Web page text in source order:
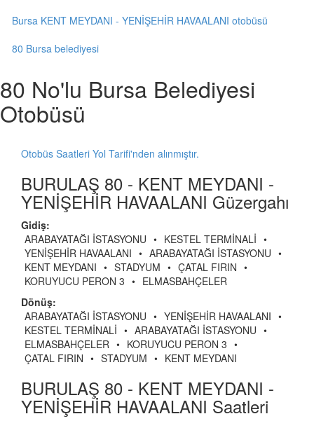
Bursa KENT MEYDANI - YENİŞEHİR HAVAALANI otobüsü
80 Bursa belediyesi
80 No'lu Bursa Belediyesi
Otobüsü
Otobüs Saatleri Yol Tarifi'nden alınmıştır.
BURULAŞ 80 - KENT MEYDANI -
YENİŞEHİR HAVAALANI Güzergahı
Gidiş:
ARABAYATAĞI İSTASYONU • KESTEL TERMİNALİ •
YENİŞEHİR HAVAALANI • ARABAYATAĞI İSTASYONU •
KENT MEYDANI • STADYUM • ÇATAL FIRIN •
KORUYUCU PERON 3 • ELMASBAHÇELER
Dönüş:
ARABAYATAĞI İSTASYONU • YENİŞEHİR HAVAALANI •
KESTEL TERMİNALİ • ARABAYATAĞI İSTASYONU •
ELMASBAHÇELER • KORUYUCU PERON 3 •
ÇATAL FIRIN • STADYUM • KENT MEYDANI
BURULAŞ 80 - KENT MEYDANI -
YENİŞEHİR HAVAALANI Saatleri